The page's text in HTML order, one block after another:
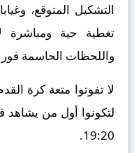
التشكيل المتوقع،
تغطية حية ومباشرة
واللحظات الحاسمة فور
لا تفوتوا متعة كرة
لتكونوا أول من يشاهد
19:20.